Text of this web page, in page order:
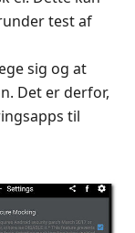
test af
sig og at
Det er derfor,
til